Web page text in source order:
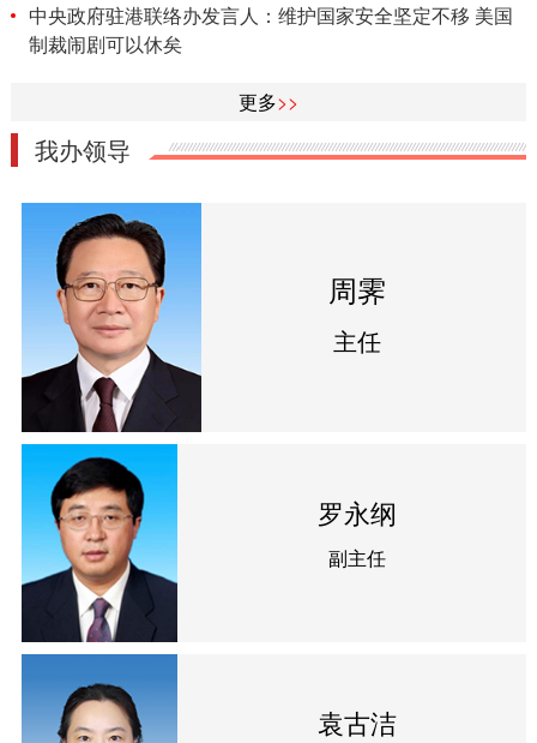
中央政府驻港联络办发言人：维护国家安全坚定不移 美国
制裁闹剧可以休矣
更多>>
我办领导
周霁
主任
罗永纲
副主任
袁古洁